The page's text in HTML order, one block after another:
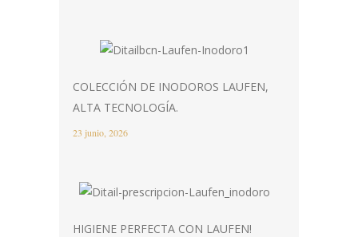
COLECCIÓN DE INODOROS LAUFEN,
ALTA TECNOLOGÍA.
23 junio, 2026
HIGIENE PERFECTA CON LAUFEN!